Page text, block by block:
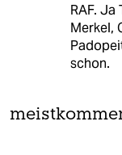
RAF. Ja
Merkel,
schon.